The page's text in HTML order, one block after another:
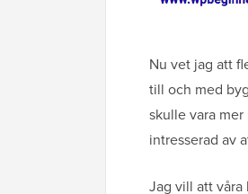
Nu vet jag att
till och med
skulle vara
intresserad av
Jag vill att